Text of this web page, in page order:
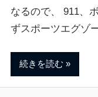
なるので、 911、
ずスポーツエグゾ
続きを読む